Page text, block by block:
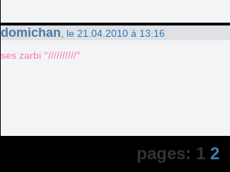
domichan , le 21.04.2010 à 13:16
ses zarbi °//////////°
pages: 1 2